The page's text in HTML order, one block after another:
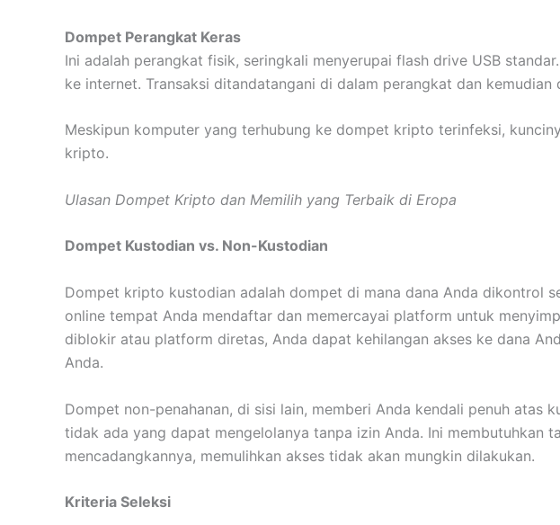
Dompet Perangkat Keras
Ini adalah perangkat fisik, seringkali menyerupai flash drive USB
ke internet. Transaksi ditandatangani di dalam perangkat dan kemudian
Meskipun komputer yang terhubung ke dompet kripto terinfeksi,
kripto.
Ulasan Dompet Kripto dan Memilih yang Terbaik di Eropa
Dompet Kustodian vs. Non-Kustodian
Dompet kripto kustodian adalah dompet di mana dana Anda dikontrol
online tempat Anda mendaftar dan memercayai platform untuk
diblokir atau platform diretas, Anda dapat kehilangan akses ke dana
Anda.
Dompet non-penahanan, di sisi lain, memberi Anda kendali penuh atas
tidak ada yang dapat mengelolanya tanpa izin Anda. Ini membutuhkan
mencadangkannya, memulihkan akses tidak akan mungkin dilakukan.
Kriteria Seleksi